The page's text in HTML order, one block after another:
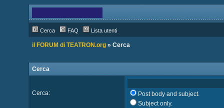
Cerca FAQ Lista utenti
il FORUM di TEATRON.org» Cerca
Cerca
Cerca:
Post body and subject.
Subject only.